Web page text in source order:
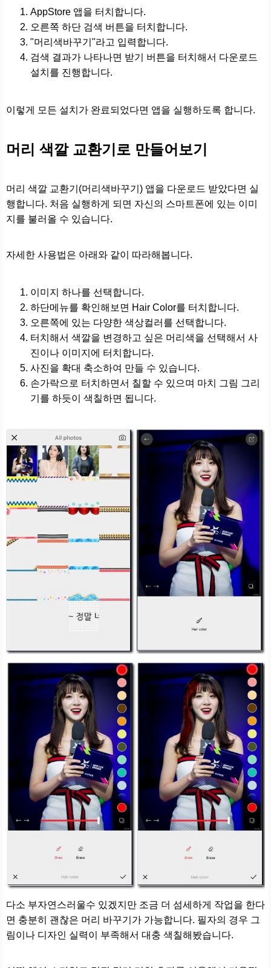
AppStore 앱을 터치합니다.
오른쪽 하단 검색 버튼을 터치합니다.
"머리색바꾸기"라고 입력합니다.
검색 결과가 나타나면 받기 버튼을 터치해서 다운로드
설치를 진행합니다.
이렇게 모든 설치가 완료되었다면 앱을 실행하도록 합니다.
머리 색깔 교환기로 만들어보기
머리 색깔 교환기(머리색바꾸기) 앱을 다운로드 받았다면 실
행합니다. 처음 실행하게 되면 자신의 스마트폰에 있는 이미
지를 불러올 수 있습니다.
자세한 사용법은 아래와 같이 따라해봅니다.
이미지 하나를 선택합니다.
하단메뉴를 확인해보면 Hair Color를 터치합니다.
오른쪽에 있는 다양한 색상컬러를 선택합니다.
터치해서 색깔을 변경하고 싶은 머리색을 선택해서 사
진이나 이미지에 터치합니다.
사진을 확대 축소하여 만들 수 있습니다.
손가락으로 터치하면서 칠할 수 있으며 마치 그림 그리
기를 하듯이 색칠하면 됩니다.
다소 부자연스러울수 있겠지만 조금 더 섬세하게 작업을 한다
면 충분히 괜찮은 머리 바꾸기가 가능합니다. 필자의 경우 그
림이나 디자인 실력이 부족해서 대충 색칠해봤습니다.